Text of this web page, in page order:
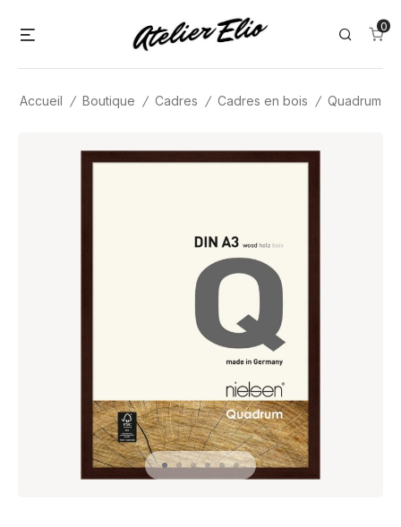
Search0
Accueil / Boutique / Cadres / Cadres en bois / Quadrum